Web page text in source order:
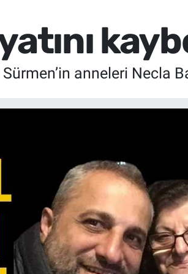
anneleri Necla